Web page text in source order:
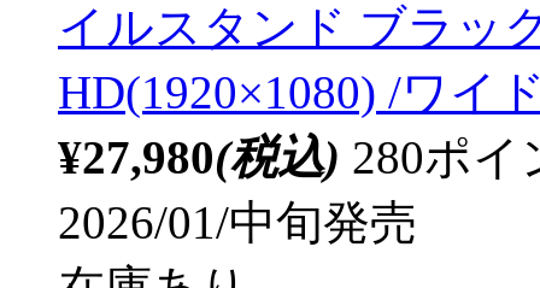
イルスタンド ブラッ
HD(1920×1080) /ワイ
¥27,980(税込) 280ポ
2026/01/中旬発売